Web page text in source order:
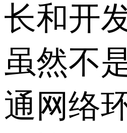
长和开
虽然不
通网络